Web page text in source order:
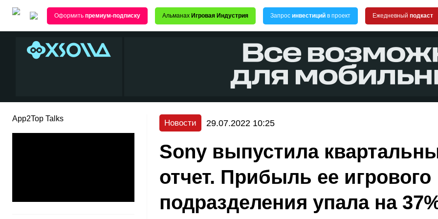
Оформить премиум-подписку Альманах Игровая Индустрия Запрос инвестиций в проект Ежедневный подкаст
App2Top Talks Новости 29.07.2022 10:25
Sony выпустила
отчет. Прибыль ее игрового
подразделения упала на